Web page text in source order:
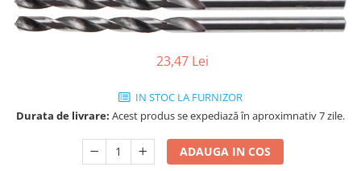
23,47 Lei
IN STOC LA FURNIZOR
Durata de livrare: Acest produs se expediază în aproximnativ 7 zile.
ADAUGA IN COS